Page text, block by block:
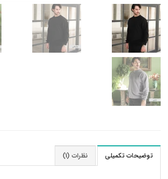
توضیحات تکمیلی نظرات (1)